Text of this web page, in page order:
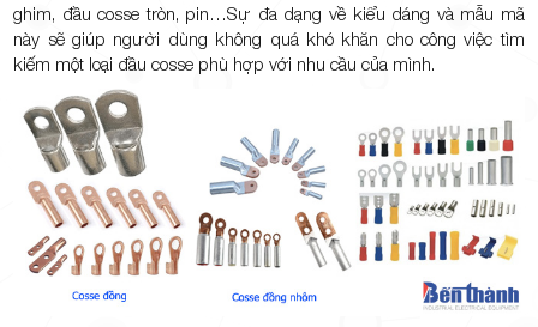
ghim, đầu cosse tròn, pin…Sự đa dạng về kiểu dáng và mẫu mã
này sẽ giúp người dùng không quá khó khăn cho công việc tìm
kiếm một loại đầu cosse phù hợp với nhu cầu của mình.